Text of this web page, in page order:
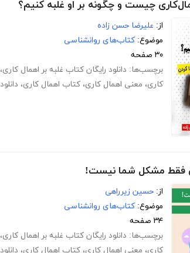
چیست و چگونه بر او غلبه کنیم؟
از: علیرضا حسن زاده
موضوع: کتاب‌های روانشناسی
۳۰ صفحه
برچسب‌ها: دانلود رایگان کتاب غلبه بر اهمال کاری،
کاری، معنی اهمال کاری، کتاب اهمال کاری،
فقط مشکل شما نیست!
از: حسین زیرراهی
موضوع: کتاب‌های روانشناسی
۳۴ صفحه
برچسب‌ها: دانلود رایگان کتاب غلبه بر اهمال کاری،
کاری، معنی اهمال کاری، کتاب اهمال کاری،